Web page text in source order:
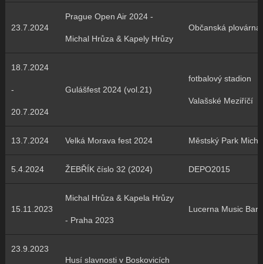
23.7.2024
Prague Open Air 2024 -
Michal Hrůza & Kapely Hrůzy
Občanská plovárna
18.7.2024
-
20.7.2024
Gulášfest 2024 (vol.21)
fotbalový stadion
Valašské Meziříčí
13.7.2024 Velká Morava fest 2024 Městský Park
5.4.2024 ŽEBŘÍK číslo 32 (2024) DEPO2015
15.11.2023
Michal Hrůza & Kapela Hrůzy
- Praha 2023
Lucerna Music Bar
23.9.2023
Husí slavnosti v Boskovicích